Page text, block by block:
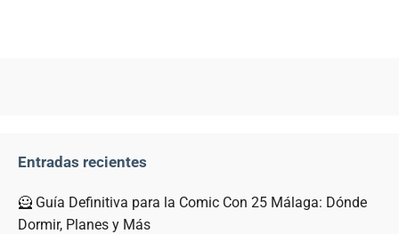
Entradas recientes
🦸 Guía Definitiva para la Comic Con 25 Málaga: Dónde
Dormir, Planes y Más